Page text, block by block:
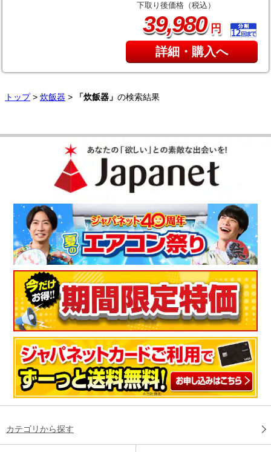
下取り後価格（税込）
39,980円
詳細・購入へ
トップ> 炊飯器 > 「炊飯器」 の検索結果
カテゴリから探す